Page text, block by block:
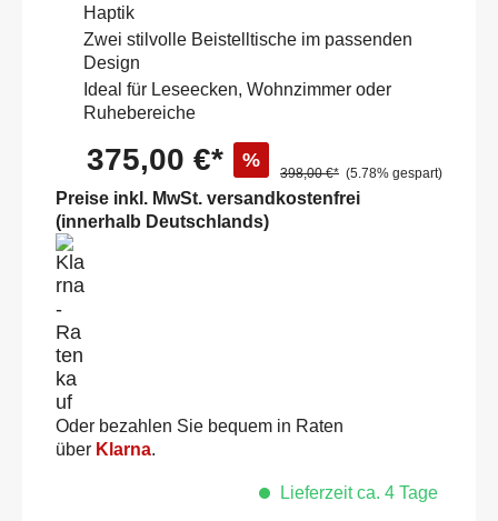
Haptik
Zwei stilvolle Beistelltische im passenden
Design
Ideal für Leseecken, Wohnzimmer oder
Ruhebereiche
375,00 €* %
398,00 €* (5.78% gespart)
Preise inkl. MwSt. versandkostenfrei
(innerhalb Deutschlands)
Oder bezahlen Sie bequem in Raten
über Klarna.
Lieferzeit ca. 4 Tage